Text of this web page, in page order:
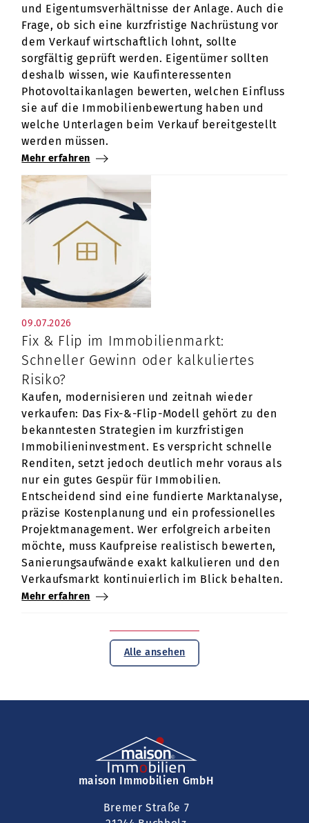
und Eigentumsverhältnisse der Anlage. Auch die
Frage, ob sich eine kurzfristige Nachrüstung vor
dem Verkauf wirtschaftlich lohnt, sollte
sorgfältig geprüft werden. Eigentümer sollten
deshalb wissen, wie Kaufinteressenten
Photovoltaikanlagen bewerten, welchen Einfluss
sie auf die Immobilienbewertung haben und
welche Unterlagen beim Verkauf bereitgestellt
werden müssen.
Mehr erfahren
09.07.2026
Fix & Flip im Immobilienmarkt:
Schneller Gewinn oder kalkuliertes
Risiko?
Kaufen, modernisieren und zeitnah wieder
verkaufen: Das Fix-&-Flip-Modell gehört zu den
bekanntesten Strategien im kurzfristigen
Immobilieninvestment. Es verspricht schnelle
Renditen, setzt jedoch deutlich mehr voraus als
nur ein gutes Gespür für Immobilien.
Entscheidend sind eine fundierte Marktanalyse,
präzise Kostenplanung und ein professionelles
Projektmanagement. Wer erfolgreich arbeiten
möchte, muss Kaufpreise realistisch bewerten,
Sanierungsaufwände exakt kalkulieren und den
Verkaufsmarkt kontinuierlich im Blick behalten.
Mehr erfahren
Alle ansehen
maison Immobilien GmbH
Bremer Straße 7